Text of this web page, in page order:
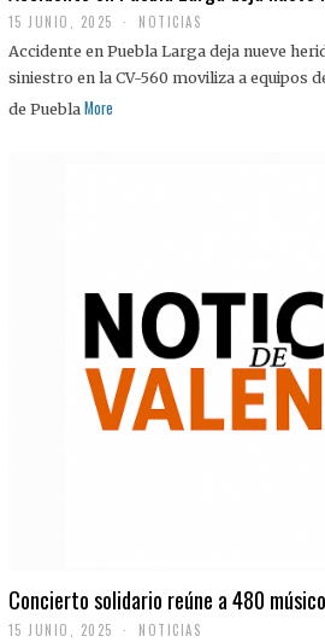
15 JUNIO, 2025 NOTICIAS
Accidente en Puebla Larga deja nueve
siniestro en la CV-560 moviliza a equipos
de Puebla More
Concierto solidario reúne a 480
15 JUNIO, 2025 NOTICIAS